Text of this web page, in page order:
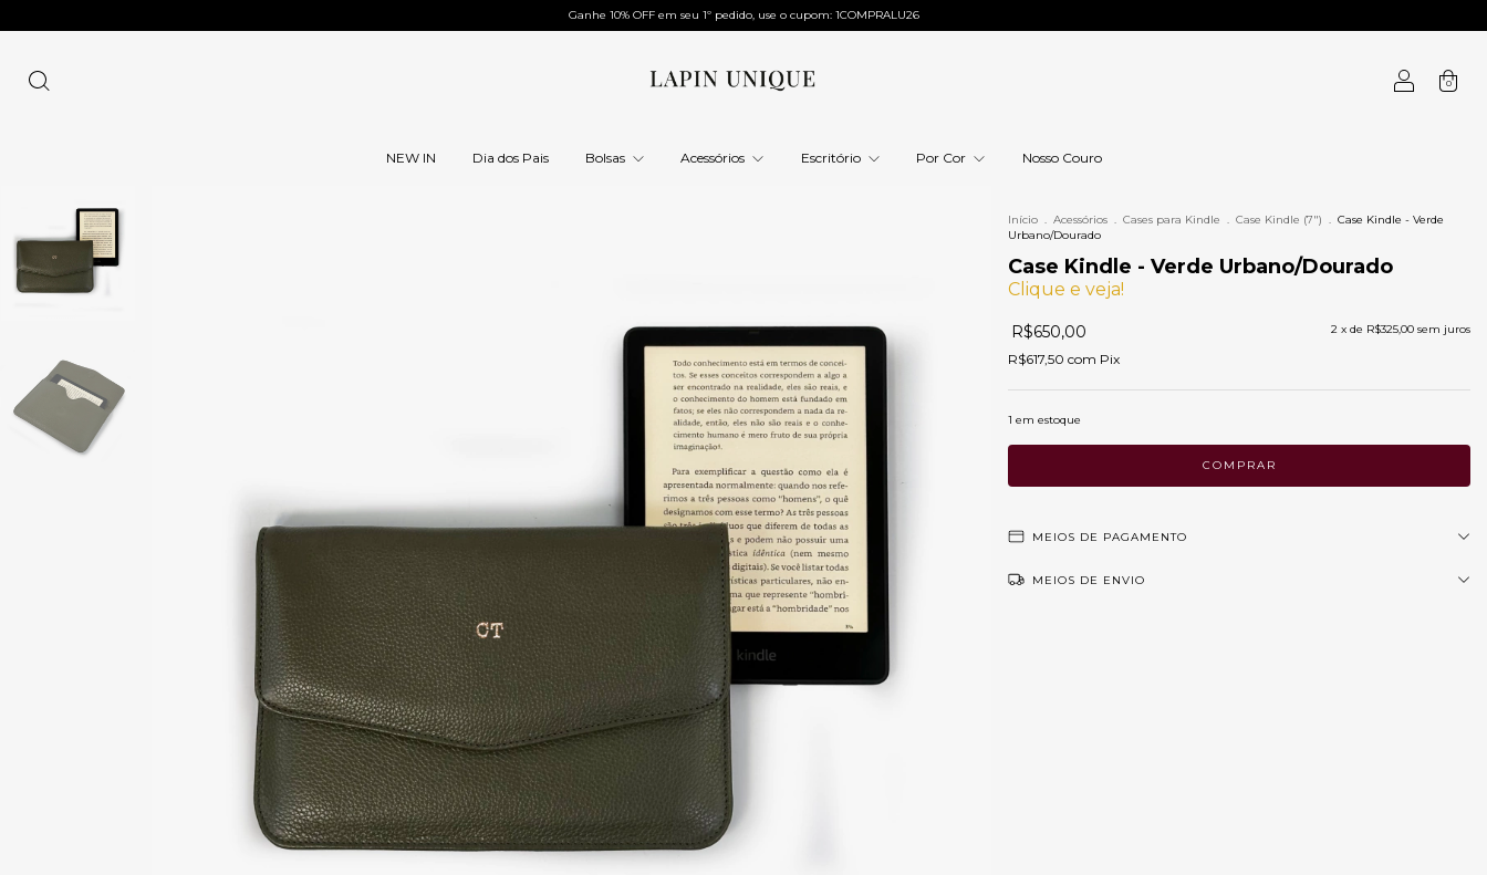
Ganhe 10% OFF em seu 1º pedido, use o cupom: 1COMPRALU26
0
NEW IN Dia dos Pais Bolsas Acessórios Escritório Por Cor Nosso Couro
Início . Acessórios . Cases para Kindle . Case Kindle (7") . Case Kindle - Verde
Urbano/Dourado
Case Kindle - Verde Urbano/Dourado
Clique e veja!
R$650,00 2 x de R$325,00 sem juros
R$617,50 com Pix
1 em estoque
MEIOS DE PAGAMENTO
MEIOS DE ENVIO